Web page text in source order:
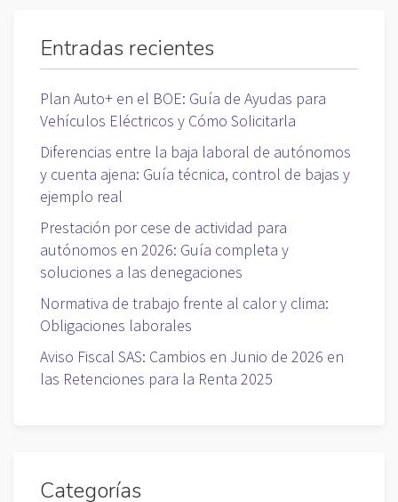
Entradas recientes
Plan Auto+ en el BOE: Guía de Ayudas para
Vehículos Eléctricos y Cómo Solicitarla
Diferencias entre la baja laboral de autónomos
y cuenta ajena: Guía técnica, control de bajas y
ejemplo real
Prestación por cese de actividad para
autónomos en 2026: Guía completa y
soluciones a las denegaciones
Normativa de trabajo frente al calor y clima:
Obligaciones laborales
Aviso Fiscal SAS: Cambios en Junio de 2026 en
las Retenciones para la Renta 2025
Categorías